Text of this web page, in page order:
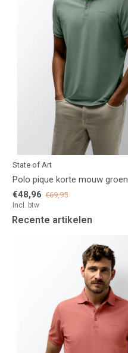
State of Art
Polo pique korte mouw groen
€48,96 €69,95
Incl. btw
Recente artikelen